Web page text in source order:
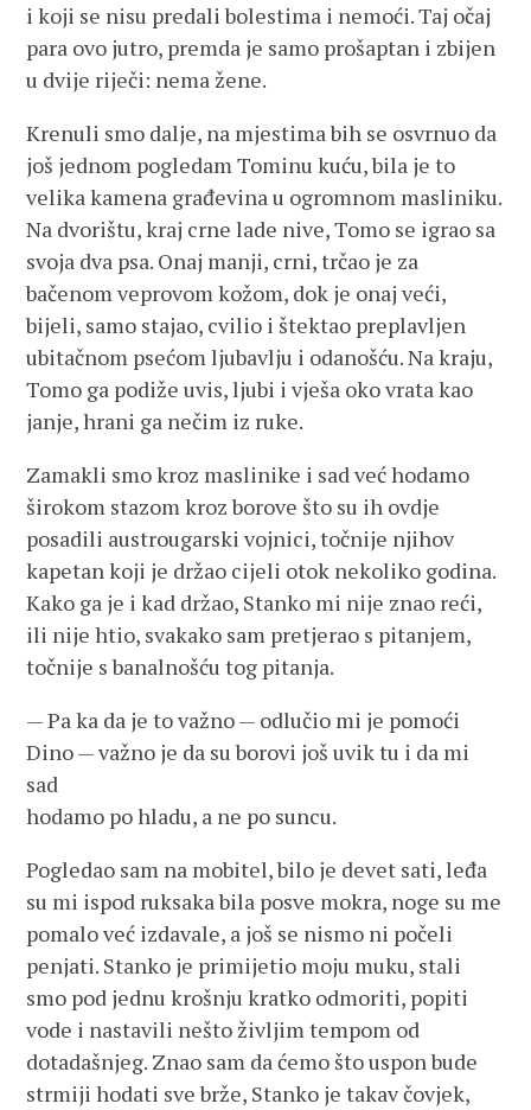
i koji se nisu predali bolestima i nemoći. Taj očaj
para ovo jutro, premda je samo prošaptan i zbijen
u dvije riječi: nema žene.
Krenuli smo dalje, na mjestima bih se osvrnuo da
još jednom pogledam Tominu kuću, bila je to
velika kamena građevina u ogromnom masliniku.
Na dvorištu, kraj crne lade nive, Tomo se igrao sa
svoja dva psa. Onaj manji, crni, trčao je za
bačenom veprovom kožom, dok je onaj veći,
bijeli, samo stajao, cvilio i štektao preplavljen
ubitačnom psećom ljubavlju i odanošću. Na kraju,
Tomo ga podiže uvis, ljubi i vješa oko vrata kao
janje, hrani ga nečim iz ruke.
Zamakli smo kroz maslinike i sad već hodamo
širokom stazom kroz borove što su ih ovdje
posadili austrougarski vojnici, točnije njihov
kapetan koji je držao cijeli otok nekoliko godina.
Kako ga je i kad držao, Stanko mi nije znao reći,
ili nije htio, svakako sam pretjerao s pitanjem,
točnije s banalnošću tog pitanja.
— Pa ka da je to važno — odlučio mi je pomoći
Dino — važno je da su borovi još uvik tu i da mi
sad
hodamo po hladu, a ne po suncu.
Pogledao sam na mobitel, bilo je devet sati, leđa
su mi ispod ruksaka bila posve mokra, noge su me
pomalo već izdavale, a još se nismo ni počeli
penjati. Stanko je primijetio moju muku, stali
smo pod jednu krošnju kratko odmoriti, popiti
vode i nastavili nešto življim tempom od
dotadašnjeg. Znao sam da ćemo što uspon bude
strmiji hodati sve brže, Stanko je takav čovjek,